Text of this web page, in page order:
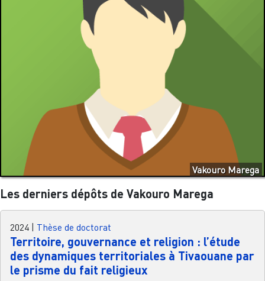
Vakouro Marega
Les derniers dépôts de Vakouro Marega
2024 | Thèse de doctorat
Territoire, gouvernance et religion : l’étude
des dynamiques territoriales à Tivaouane par
le prisme du fait religieux